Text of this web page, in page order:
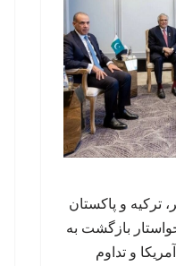
ترکیه و پاکستان
بازگشت به
و تداوم